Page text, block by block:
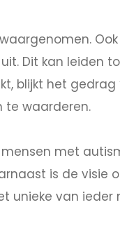
Dit kan leiden
blijkt het gedrag
te waarderen.
met
is de visie
unieke van ieder